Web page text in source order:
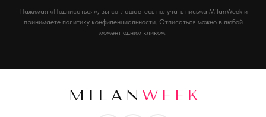
Нажимая «Подписаться», вы соглашаетесь получать письма MilanWeek и
принимаете политику конфиденциальности. Отписаться можно в любой
момент одним кликом.
MILAN WEEK